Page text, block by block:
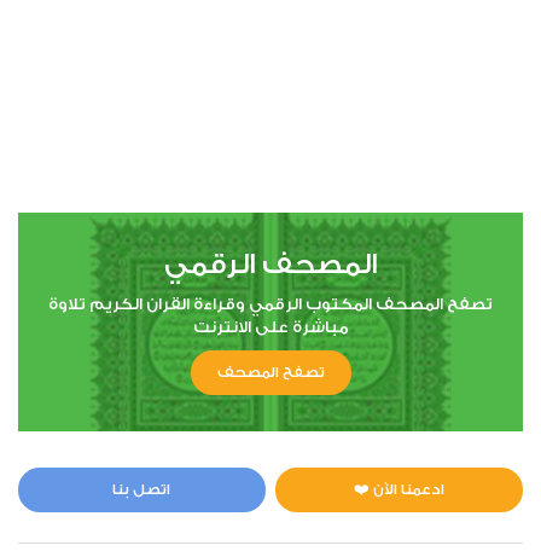
المصحف الرقمي
تصفح المصحف المكتوب الرقمي وقراءة القران الكريم تلاوة
مباشرة على الانترنت
تصفح المصحف
ادعمنا الآن ❤️ اتصل بنا